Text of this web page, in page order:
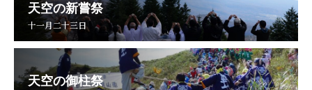
天空の新嘗祭
十一月二十三日
天空の御柱祭